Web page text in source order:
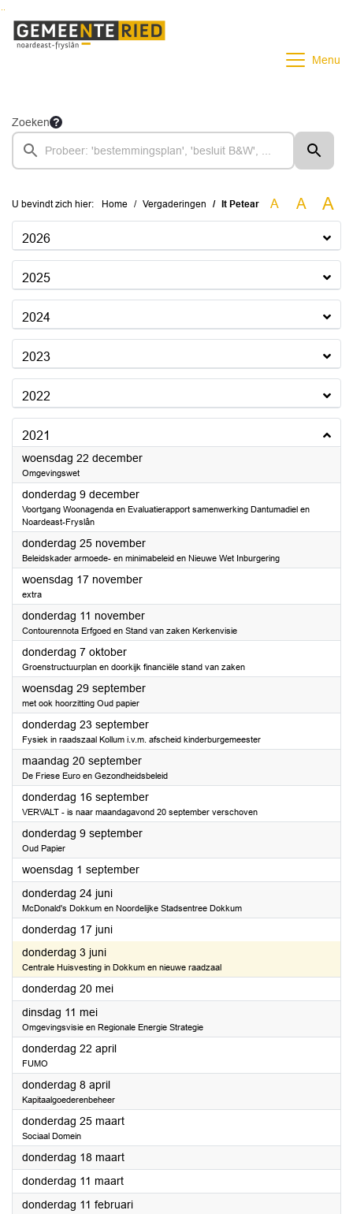
Menu
Zoeken
U bevindt zich hier: Home Vergaderingen It Petear A A A
2026
2025
2024
2023
2022
2021
woensdag 22 december2021
Omgevingswet
donderdag 9 december2021
Voortgang Woonagenda en Evaluatierapport samenwerking Dantumadiel en
Noardeast-Fryslân
donderdag 25 november2021
Beleidskader armoede- en minimabeleid en Nieuwe Wet Inburgering
woensdag 17 november2021
extra
donderdag 11 november2021
Contourennota Erfgoed en Stand van zaken Kerkenvisie
donderdag 7 oktober2021
Groenstructuurplan en doorkijk financiële stand van zaken
woensdag 29 september2021
met ook hoorzitting Oud papier
donderdag 23 september2021
Fysiek in raadszaal Kollum i.v.m. afscheid kinderburgemeester
maandag 20 september2021
De Friese Euro en Gezondheidsbeleid
donderdag 16 september2021
VERVALT - is naar maandagavond 20 september verschoven
donderdag 9 september2021
Oud Papier
woensdag 1 september2021
donderdag 24 juni2021
McDonald's Dokkum en Noordelijke Stadsentree Dokkum
donderdag 17 juni2021
donderdag 3 juni2021
Centrale Huisvesting in Dokkum en nieuwe raadzaal
donderdag 20 mei2021
dinsdag 11 mei2021
Omgevingsvisie en Regionale Energie Strategie
donderdag 22 april2021
FUMO
donderdag 8 april2021
Kapitaalgoederenbeheer
donderdag 25 maart2021
Sociaal Domein
donderdag 18 maart2021
donderdag 11 maart2021
donderdag 11 februari2021